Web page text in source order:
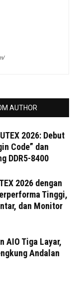
AUTHOR
2026: Debut
Code” dan
DDR5-8400
2026 dengan
Tinggi,
dan Monitor
AIO Tiga Layar,
Andalan